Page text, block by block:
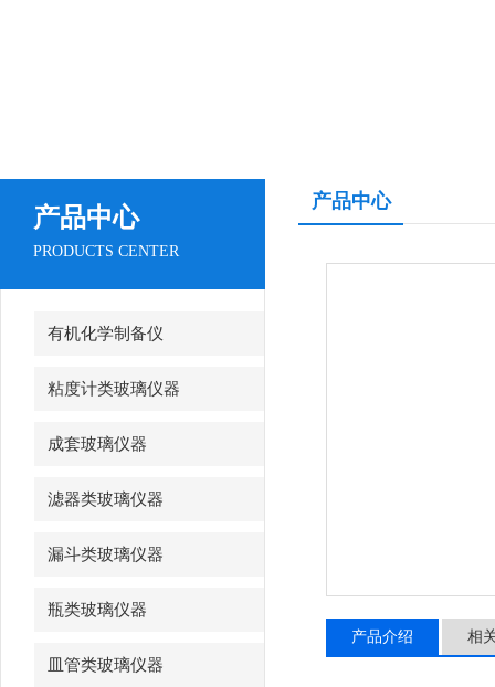
产品中心
PRODUCTS CENTER
有机化学制备仪
粘度计类玻璃仪器
成套玻璃仪器
滤器类玻璃仪器
漏斗类玻璃仪器
瓶类玻璃仪器
皿管类玻璃仪器
产品中心
产品介绍 相